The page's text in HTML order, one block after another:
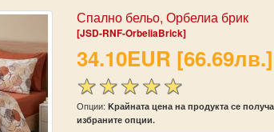
Спално бельо, Орбелиа брик
[JSD-RNF-OrbeliaBrick]
34.10EUR [66.69лв.]
Опции: Kрайната цена на продукта се
избраните опции.